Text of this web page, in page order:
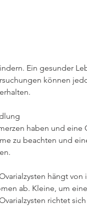
können
haben und eine
zu beachten und
hängt
ab. Kleine, um
richtet